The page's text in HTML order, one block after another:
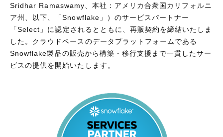
Sridhar Ramaswamy、本社：アメリカ合衆国カリフォルニ
ア州、以下、「Snowflake」）のサービスパートナー
「Select」に認定されるとともに、再販契約を締結いたしま
した。クラウドベースのデータプラットフォームである
Snowflake製品の販売から構築・移行支援まで一貫したサー
ビスの提供を開始いたします。